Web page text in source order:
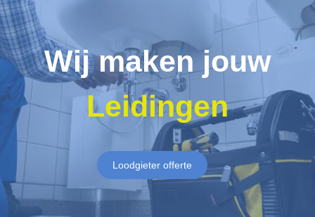
Wij maken jouw
Leidingen
Loodgieter offerte